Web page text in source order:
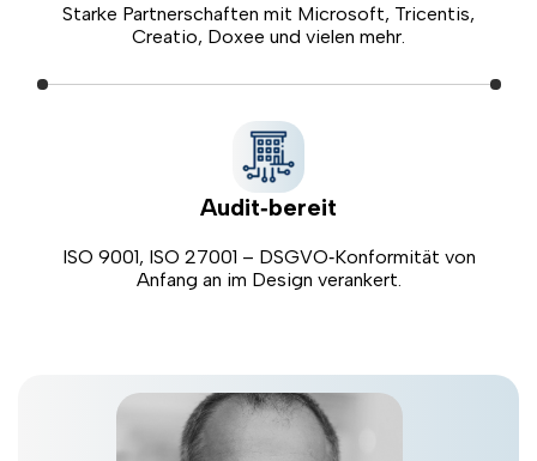
Starke Partnerschaften mit Microsoft, Tricentis,
Creatio, Doxee und vielen mehr.
Audit‑bereit
ISO 9001, ISO 27001 – DSGVO‑Konformität von
Anfang an im Design verankert.